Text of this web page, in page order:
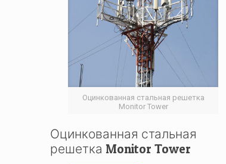
Оцинкованная стальная решетка
Monitor Tower
Оцинкованная стальная
решетка Monitor Tower